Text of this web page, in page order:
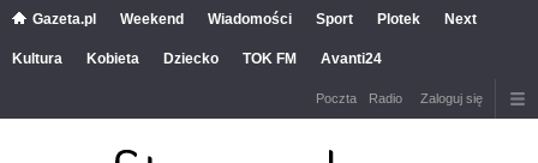
Gazeta.pl Weekend Wiadomości Sport Plotek Next
Kultura Kobieta Dziecko TOK FM Avanti24
Poczta Radio Zaloguj się